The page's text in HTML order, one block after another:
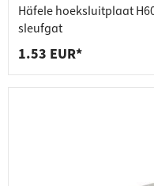
Häfele hoeksluitplaat
sleufgat
1.53 EUR*